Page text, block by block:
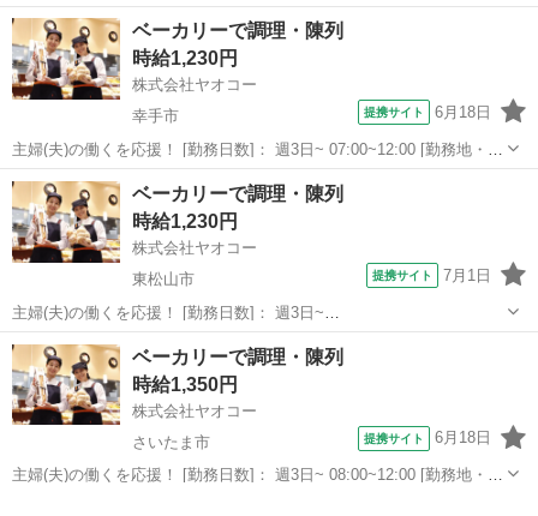
寄駅]： 埼玉県さいたま市緑区三室1220-1 ヤオコー 浦和三室店 ＜
株式会社ヤオコー＞ 浦和駅バス20分 [職種名]：ベーカ...
埼玉 さいたま市 パン
ベーカリーで調理・陳列
時給1,230円
株式会社ヤオコー
幸手市
提携サイト 6月18日
主婦(夫)の働くを応援！ [勤務日数]： 週3日~ 07:00~12:00 [勤務地・最
寄駅]： 埼玉県幸手市幸手154番地1 ヤオコー 幸手店 ＜株式会社ヤ
オコー＞ 幸手駅徒歩21分 [職種名]：ベーカリースタッフ...
埼玉 幸手市
ベーカリーで調理・陳列
時給1,230円
株式会社ヤオコー
東松山市
提携サイト 7月1日
主婦(夫)の働くを応援！ [勤務日数]： 週3日~
07:00~16:00/07:00~11:00/12:00~16:00 [勤務地・最寄駅]： 埼玉県東松
山市新宿町17番地1 ヤオコー 東松山新宿町店 ＜株式会社ヤオ...
埼玉 東松山市 パン
ベーカリーで調理・陳列
時給1,350円
株式会社ヤオコー
さいたま市
提携サイト 6月18日
主婦(夫)の働くを応援！ [勤務日数]： 週3日~ 08:00~12:00 [勤務地・最